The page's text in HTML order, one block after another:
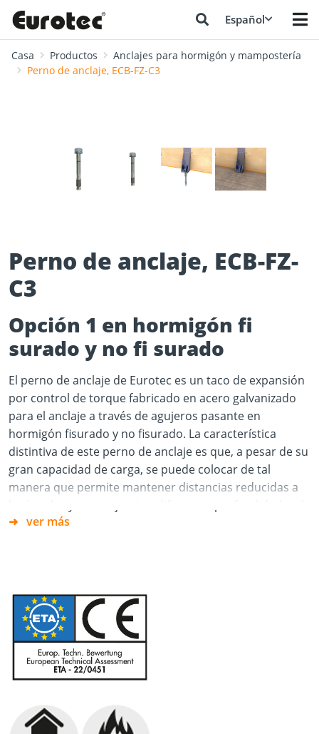
Español
Casa Productos
Anclajes para hormigón y mampostería
Perno de anclaje, ECB-FZ-C3
Perno de anclaje, ECB-FZ-
C3
Opción 1 en hormigón fi
surado y no fi surado
El perno de anclaje de Eurotec es un taco de expansión
por control de torque fabricado en acero galvanizado
para el anclaje a través de agujeros pasante en
hormigón fisurado y no fisurado. La característica
distintiva de este perno de anclaje es que, a pesar de su
gran capacidad de carga, se puede colocar de tal
manera que permite mantener distancias reducidas a
anclaje y las distintas dimensiones permiten utilizar el
menos puntos de fijación.
Ventajas
Aplicable para las clases de uso 1 y 2
Opción 1 en hormigón fi surado y no fi surado
Resistencia a las tensiones sísmicas
ver más